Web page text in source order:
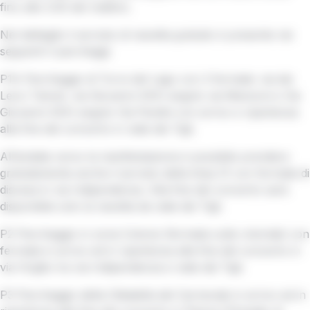
fino alle 3.00 del mattino.
Nel dettaglio il servizio di navetta gratuito è presente nei
seguenti 3 parcheggi:
P1A Parcheggio di Torre del Lago con 3 fermate: via dei
Lecci Tamoil, via Giovanni XXIII angolo via Manzoni e Via
Giovanni XXIII angolo Via Pardini con arrivo e ripartenza
alla fine del concerto in viale dei Tigli.
All’andata verso la manifestazione è possibile prendere
gratuitamente anche il servizio della linea 31 con fermata di
discesa in via Indipendenza. Alla fine del concerto sarà
disponibile solo la navetta da viale dei Tigli.
P2 Parcheggio in zona Cotone (fermata sulla rotonda) con
fermata in arrivo ed in ripartenza alla fine del concerto in
via Virgilio tra via Indipendenza e viale dei Tigli.
P3 Parcheggio della Cittadella del Carnevale in arrivo ed in